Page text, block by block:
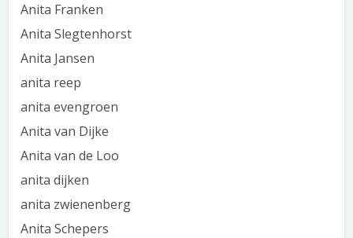
Anita Franken
Anita Slegtenhorst
Anita Jansen
anita reep
anita evengroen
Anita van Dijke
Anita van de Loo
anita dijken
anita zwienenberg
Anita Schepers